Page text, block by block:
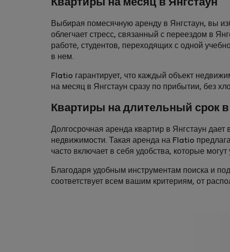
Квартиры на месяц в Янгстаун
Выбирая помесячную аренду в Янгстаун, вы
облегчает стресс, связанный с переездом в
работе, студентов, переходящих с одной
в нем.
Flatio гарантирует, что каждый объект
на месяц в Янгстаун сразу по прибытии, без
Квартиры на длительный срок в
Долгосрочная аренда квартир в Янгстаун
недвижимости. Такая аренда на Flatio
часто включает в себя удобства, которые
Благодаря удобным инструментам поиска и
соответствует всем вашим критериям, от